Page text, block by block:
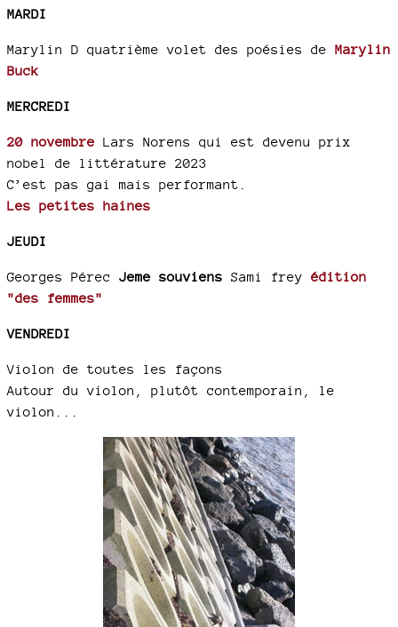
MARDI
Marylin D quatrième volet des poésies de Marylin
Buck
MERCREDI
20 novembre Lars Norens qui est devenu prix
nobel de littérature 2023
C’est pas gai mais performant.
Les petites haines
JEUDI
Georges Pérec Jeme souviens Sami frey édition
"des femmes"
VENDREDI
Violon de toutes les façons
Autour du violon, plutôt contemporain, le
violon...